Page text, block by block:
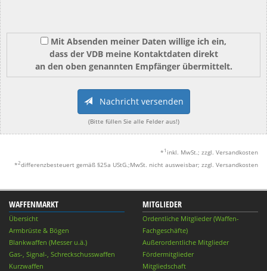
Mit Absenden meiner Daten willige ich ein,
dass der VDB meine Kontaktdaten direkt
an den oben genannten Empfänger übermittelt.
Nachricht versenden
(Bitte füllen Sie alle Felder aus!)
* 1 inkl. MwSt.; zzgl. Versandkosten
*2differenzbesteuert gemäß §25a UStG.;MwSt. nicht ausweisbar; zzgl. Versandkosten
WAFFENMARKT
Übersicht
Armbrüste & Bögen
Blankwaffen (Messer u.ä.)
Gas-, Signal-, Schreckschusswaffen
Kurzwaffen
MITGLIEDER
Ordentliche Mitglieder (Waffen-
Fachgeschäfte)
Außerordentliche Mitglieder
Fördermitglieder
Mitgliedschaft